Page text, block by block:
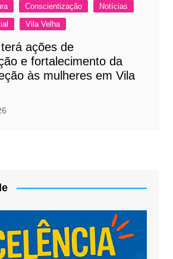
Conscientização
Notícias
Vila Velha
ações de
e fortalecimento da
às mulheres em Vila